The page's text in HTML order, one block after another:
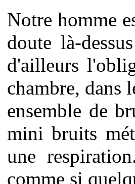
Notre homme
doute là-
d'ailleurs
chambre, dans
ensemble de
mini bruits
une
comme si